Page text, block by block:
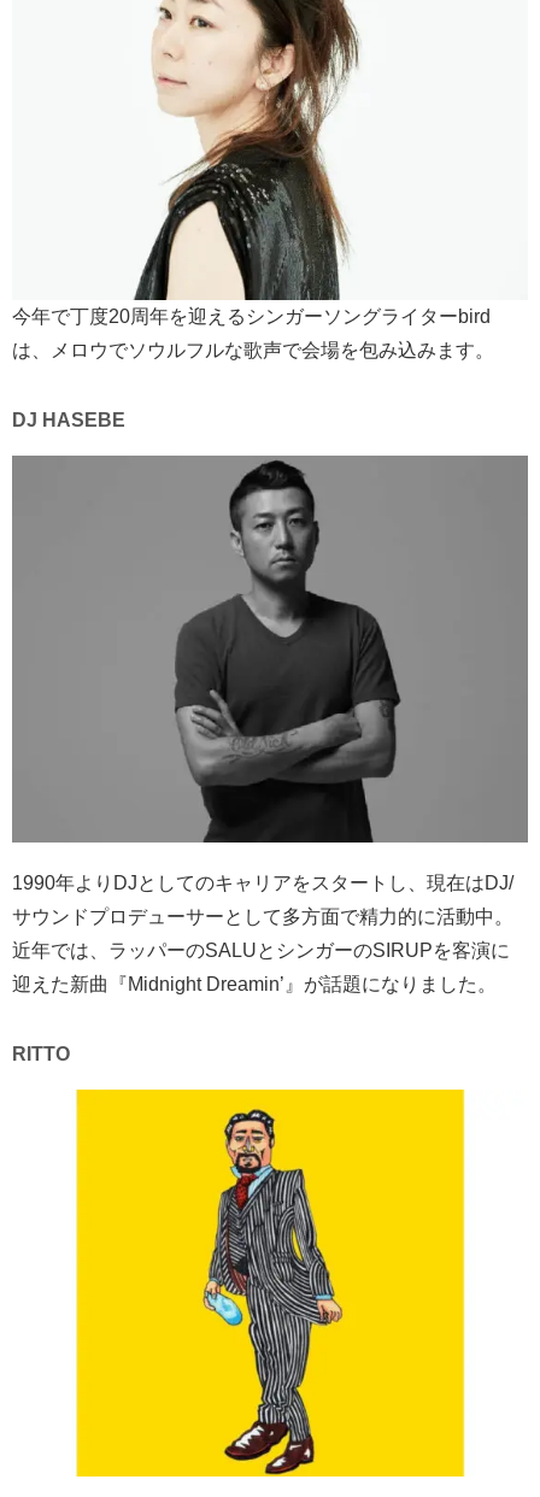
今年で丁度20周年を迎えるシンガーソングライターbird
は、メロウでソウルフルな歌声で会場を包み込みます。
DJ HASEBE
1990年より DJとしてのキャリアをスタートし、現在はDJ/
サウンドプロデューサーとして多方面で精力的に活動中。
近年では、ラッパーのSALUとシンガーのSIRUPを客演に
迎えた新曲『Midnight Dreamin’ 』が話題になりました。
RITTO